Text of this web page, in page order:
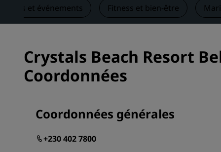
et événements Fitness et bien-être
Crystals Beach Resort
Coordonnées
Coordonnées générales
+230 402 7800